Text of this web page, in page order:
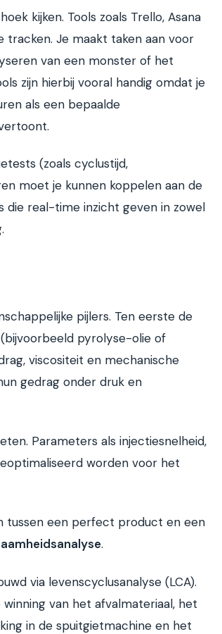
kijken. Tools zoals Trello, Asana
tracken. Je maakt taken aan voor
van een monster of het
zijn hierbij vooral handig omdat je
als een bepaalde
(zoals cyclustijd,
moet je kunnen koppelen aan de
die real-time inzicht geven in zowel
pijlers. Ten eerste de
pyrolyse-olie of
viscositeit en mechanische
gedrag onder druk en
Parameters als injectiesnelheid,
worden voor het
tussen een perfect product en een
.
via levenscyclusanalyse (LCA).
van het afvalmateriaal, het
in de spuitgietmachine en het